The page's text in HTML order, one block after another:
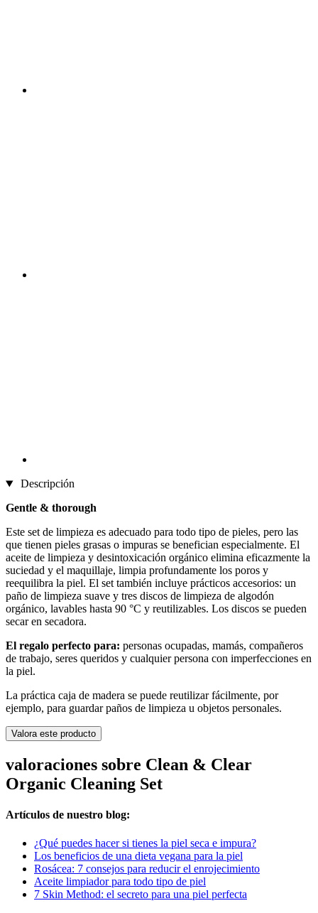
Descripción
Gentle & thorough
Este set de limpieza es adecuado para todo tipo de pieles, pero las
que tienen pieles grasas o impuras se benefician especialmente. El
aceite de limpieza y desintoxicación orgánico elimina eficazmente la
suciedad y el maquillaje, limpia profundamente los poros y
reequilibra la piel. El set también incluye prácticos accesorios: un
paño de limpieza suave y tres discos de limpieza de algodón
orgánico, lavables hasta 90 °C y reutilizables. Los discos se pueden
secar en secadora.
El regalo perfecto para: personas ocupadas, mamás, compañeros
de trabajo, seres queridos y cualquier persona con imperfecciones en
la piel.
La práctica caja de madera se puede reutilizar fácilmente, por
ejemplo, para guardar paños de limpieza u objetos personales.
Valora este producto
valoraciones sobre Clean & Clear
Organic Cleaning Set
Artículos de nuestro blog:
¿Qué puedes hacer si tienes la piel seca e impura?
Los beneficios de una dieta vegana para la piel
Rosácea: 7 consejos para reducir el enrojecimiento
Aceite limpiador para todo tipo de piel
7 Skin Method: el secreto para una piel perfecta